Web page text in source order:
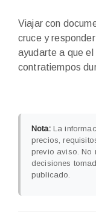
Viajar con
cruce y
ayudarte a que
contratiempos
Nota:La
precios,
previo aviso. No
decisiones
publicado.